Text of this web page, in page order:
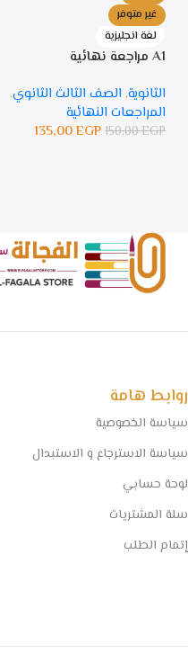
غير متوفر
لغة انجليزية
A1 مراجعة نهائية
الثانوية, الصف الثالث الثانوي,
المراجعات النهائية
150,00EGP
135,00EGP
روابط هامة
سياسة الخصوصية
سياسة الاسترجاع و الاستبدال
لوحة حسابي
سلة المشتريات
إتمام الطلب